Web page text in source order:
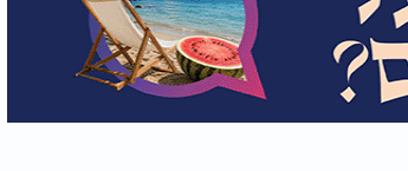
בג׳רבה, כשהוא נותר קשור לאדמת תוניסיה אך
תלמידיו ובני קהילתו, וסיפור חייו
תורה ונאמנות לציבור. חמישים וחמש שנה